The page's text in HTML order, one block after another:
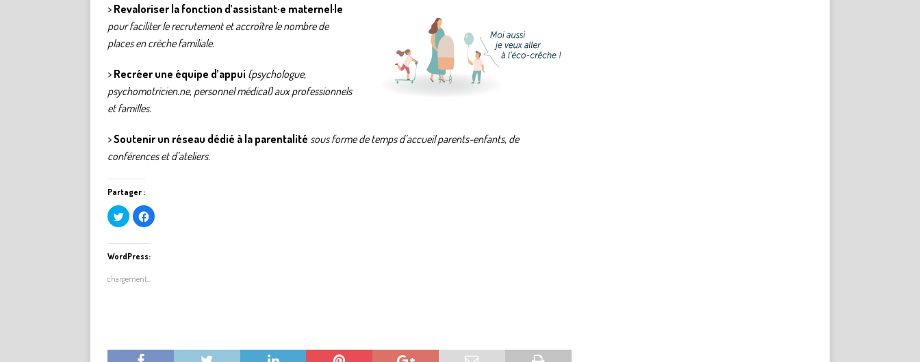
> Revaloriser la fonction d’assistant·e maternel·le
pour faciliter le recrutement et accroître le nombre de
places en crèche familiale.
> Recréer une équipe d’appui (psychologue,
psychomotricien.ne, personnel médical) aux professionnels
et familles.
>Soutenir un réseau dédié à la parentalité sous forme de temps d’accueil parents-enfants, de
conférences et d’ateliers.
Partager :
C
l
u
e
z
o
u
e
C
l
u
e
z
o
e
WordPress:
chargement…